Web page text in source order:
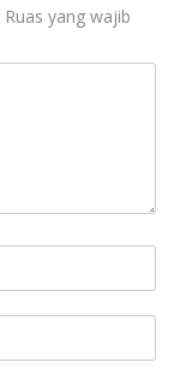
Ruas yang wajib